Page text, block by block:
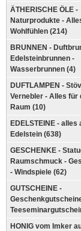
ÄTHERISCHE ÖLE -
Naturprodukte -
Wohlfühlen (214)
BRUNNEN -
Edelsteinbrunnen -
Wasserbrunnen (4)
DUFTLAMPEN -
Vernebler - Alles für
Raum (10)
EDELSTEINE - alles
Edelstein (638)
GESCHENKE -
Raumschmuck -
- Windspiele (62)
GUTSCHEINE -
HONIG vom Imker